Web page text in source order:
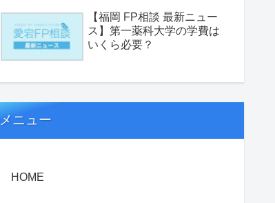
【福岡 FP相談 最新ニュー
ス】第一薬科大学の学費は
いくら必要？
メニュー
HOME